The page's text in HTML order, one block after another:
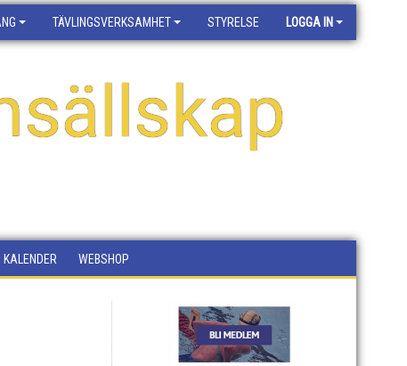
TÄVLINGSVERKSAMHET STYRELSE LOGGA IN
KALENDER WEBSHOP